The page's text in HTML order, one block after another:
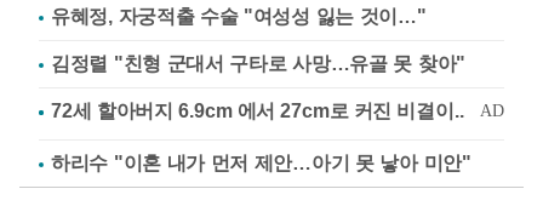
유혜정, 자궁적출 수술 "여성성 잃는 것이…"
김정렬 "친형 군대서 구타로 사망…유골 못 찾아"
하리수 "이혼 내가 먼저 제안…아기 못 낳아 미안"